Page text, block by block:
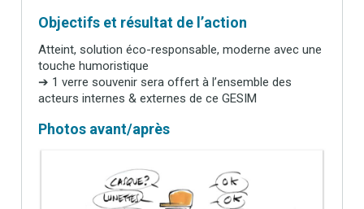
Objectifs et résultat de l’action
Atteint, solution éco-responsable, moderne avec une
touche humoristique
➔ 1 verre souvenir sera offert à l’ensemble des
acteurs internes & externes de ce GESIM
Photos avant/après